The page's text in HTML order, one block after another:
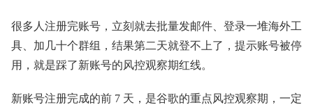
很多人注册完账号，立刻就去批量发邮件、登录一堆海外工
具、加几十个群组，结果第二天就登不上了，提示账号被停
用，就是踩了新账号的风控观察期红线。
新账号注册完成的前 7 天，是谷歌的重点风控观察期，一定